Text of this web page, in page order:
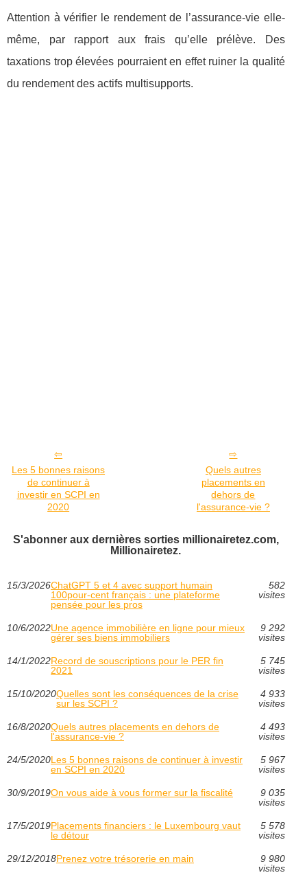
Attention à vérifier le rendement de l’assurance-vie elle-
même, par rapport aux frais qu’elle prélève. Des
taxations trop élevées pourraient en effet ruiner la qualité
du rendement des actifs multisupports.
Les 5 bonnes raisons
de continuer à
investir en SCPI en
2020
Quels autres
placements en
dehors de
l'assurance-vie ?
S'abonner aux dernières sorties millionairetez.com,
Millionairetez.
15/3/2026ChatGPT 5 et 4 avec support humain
100pour-cent français : une plateforme
pensée pour les pros
582
visites
10/6/2022Une agence immobilière en ligne pour mieux
gérer ses biens immobiliers
9 292
visites
14/1/2022Record de souscriptions pour le PER fin
2021
5 745
visites
15/10/2020Quelles sont les conséquences de la crise
sur les SCPI ?
4 933
visites
16/8/2020Quels autres placements en dehors de
l'assurance-vie ?
4 493
visites
24/5/2020Les 5 bonnes raisons de continuer à investir
en SCPI en 2020
5 967
visites
30/9/2019On vous aide à vous former sur la fiscalité
9 035
visites
17/5/2019Placements financiers : le Luxembourg vaut
le détour
5 578
visites
29/12/2018Prenez votre trésorerie en main
9 980
visites